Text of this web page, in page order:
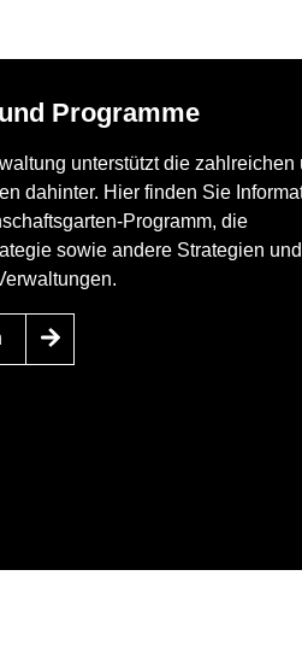
und Programme
unterstützt die zahlreichen
dahinter. Hier finden Sie
Programm, die
sowie andere Strategien